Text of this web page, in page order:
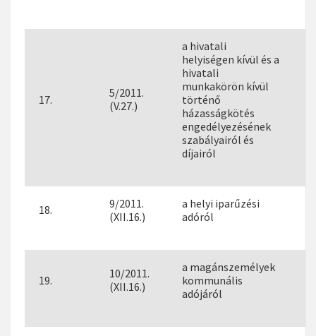
17.
5/2011.
(V.27.)
a hivatali
helyiségen kívül és a
hivatali
munkakörön kívül
történő
házasságkötés
engedélyezésének
szabályairól és
díjairól
18.
9/2011.
(XII.16.)
a helyi iparűzési
adóról
19.
10/2011.
(XII.16.)
a magánszemélyek
kommunális
adójáról